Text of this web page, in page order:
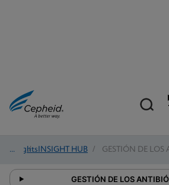
Insights
/ INSIGHT HUB / GESTIÓN DE LOS
GESTIÓN DE LOS